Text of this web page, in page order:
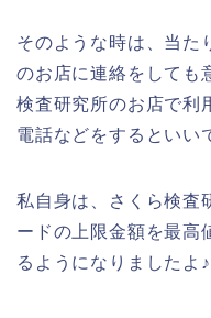
そのような時は、当た
のお店に連絡をしても
検査研究所のお店で利
電話などをするといい
私自身は、さくら検査
ードの上限金額を最高
るようになりましたよ♪